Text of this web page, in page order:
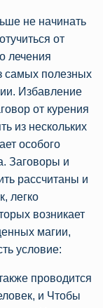
не начинать
от
лечения
самых полезных
Избавление
от курения
из нескольких
особого
Заговоры и
рассчитаны и
легко
возникает
магии,
условие:
проводится
и Чтобы